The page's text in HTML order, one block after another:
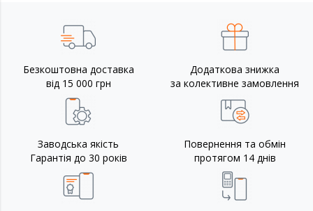
Безкоштовна доставка
від 15 000 грн
Додаткова знижка
за колективне замовлення
Заводська якість
Гарантія до 30 років
Повернення та обмін
протягом 14 днів